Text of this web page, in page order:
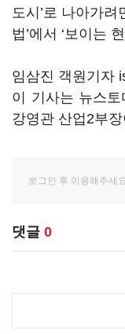
도시’로 나아가려
법’에서 ‘보이는
임삼진 객원기자
이 기사는 뉴스
강영관 산업2부
댓글 0